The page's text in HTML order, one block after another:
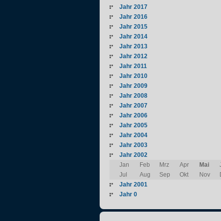
Jahr 2017
Jahr 2016
Jahr 2015
Jahr 2014
Jahr 2013
Jahr 2012
Jahr 2011
Jahr 2010
Jahr 2009
Jahr 2008
Jahr 2007
Jahr 2006
Jahr 2005
Jahr 2004
Jahr 2003
Jahr 2002
Jan
Feb Mrz Apr Mai
Jul
Aug Sep Okt Nov
Jahr 2001
Jahr 0